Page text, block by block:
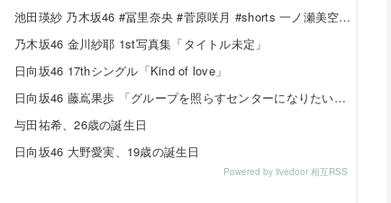
池田瑛紗 乃木坂46 #冨里奈央 #菅原咲月 #shorts 一ノ瀬美空 五百城茉央 瀬戸口心月 奥の反応まとめ
乃木坂46 金川紗耶 1st写真集「タイトル未定」
日向坂46 17thシングル「Kind of love」
日向坂46 藤嶌果歩 「グループを照らすセンターになりたい」何倍もキラキラしたかほりんが降臨【坂道の火曜日】
与田祐希、26歳の誕生日
日向坂46 大野愛実、19歳の誕生日
Powered by livedoor 相互RSS